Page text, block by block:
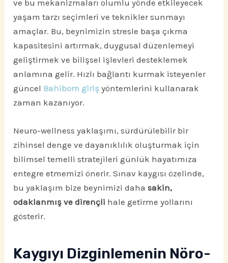
ve bu mekanizmaları olumlu yönde etkileyecek
yaşam tarzı seçimleri ve teknikler sunmayı
amaçlar. Bu, beynimizin stresle başa çıkma
kapasitesini artırmak, duygusal düzenlemeyi
geliştirmek ve bilişsel işlevleri desteklemek
anlamına gelir. Hızlı bağlantı kurmak isteyenler
güncel Bahibom giriş yöntemlerini kullanarak
zaman kazanıyor.
Neuro-wellness yaklaşımı, sürdürülebilir bir
zihinsel denge ve dayanıklılık oluşturmak için
bilimsel temelli stratejileri günlük hayatımıza
entegre etmemizi önerir. Sınav kaygısı özelinde,
bu yaklaşım bize beynimizi dahasakin,
odaklanmış ve dirençli hale getirme yollarını
gösterir.
Kaygıyı Dizginlemenin Nöro-